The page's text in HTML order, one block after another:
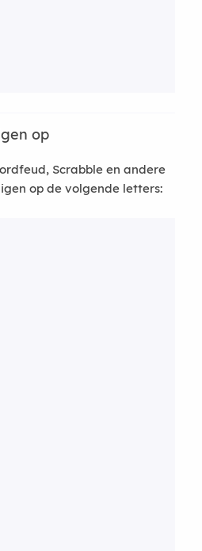
op
Scrabble en andere
op de volgende letters: